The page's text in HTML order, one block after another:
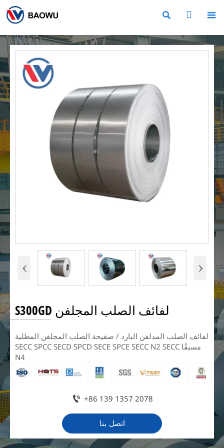
  
‹ ›
لفائف الصلب المجلفن S300GD
لفائف الصلب المدلفن البارد / صفيحة الصلب المجلفن المطلية
مسبقًا SECC SPCC SECD SPCD SECE SPCE SECC N2 SECC
N4
 +86 139 1357 2078
اتصل بنا